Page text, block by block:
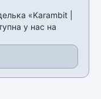
«Karambit |
у нас на